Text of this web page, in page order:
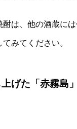
は、他の酒蔵に
みてください。
げた「赤霧島」